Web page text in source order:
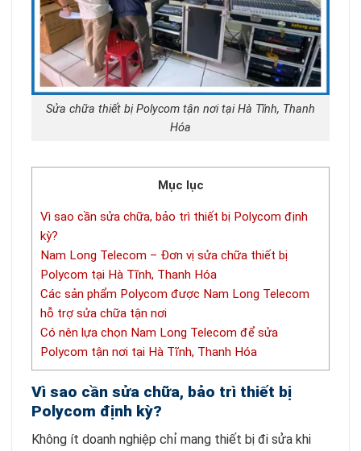
Sửa chữa thiết bị Polycom tận nơi tại Hà Tĩnh, Thanh
Hóa
Mục lục
Vì sao cần sửa chữa, bảo trì thiết bị Polycom định
kỳ?
Nam Long Telecom – Đơn vị sửa chữa thiết bị
Polycom tại Hà Tĩnh, Thanh Hóa
Các sản phẩm Polycom được Nam Long Telecom
hỗ trợ sửa chữa tận nơi
Có nên lựa chọn Nam Long Telecom để sửa
Polycom tận nơi tại Hà Tĩnh, Thanh Hóa
Vì sao cần sửa chữa, bảo trì thiết bị
Polycom định kỳ?
Không ít doanh nghiệp chỉ mang thiết bị đi sửa khi